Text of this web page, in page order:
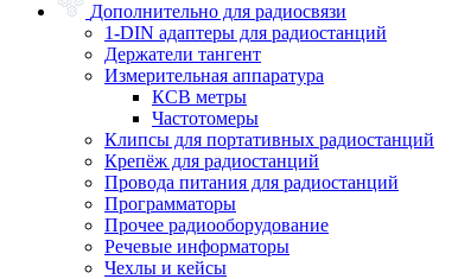
Дополнительно для радиосвязи
1-DIN адаптеры для радиостанций
Держатели тангент
Измерительная аппаратура
КСВ метры
Частотомеры
Клипсы для портативных радиостанций
Крепёж для радиостанций
Провода питания для радиостанций
Программаторы
Прочее радиооборудование
Речевые информаторы
Чехлы и кейсы